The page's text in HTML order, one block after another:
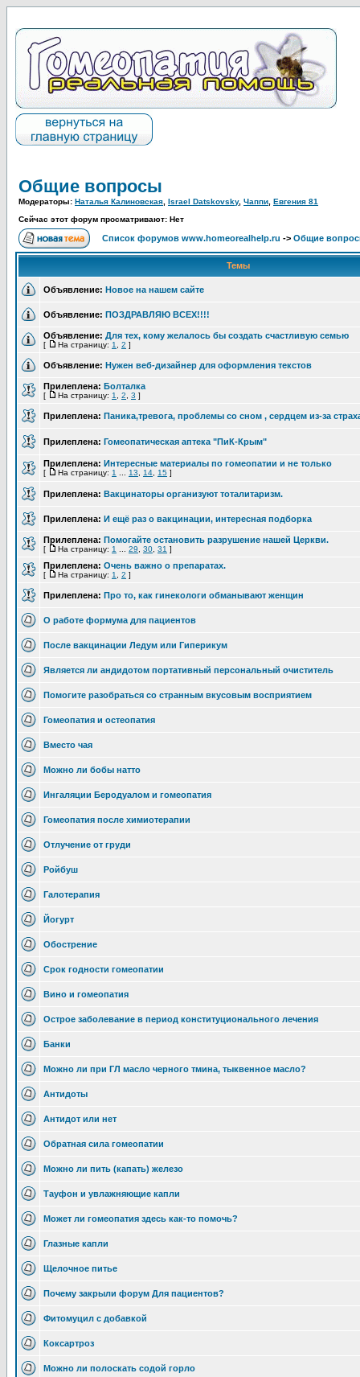
Общие вопросы
Модераторы: Наталья Калиновская Israel Datskovsky, Чаппи Евгения 81
Сейчас этот форум просматривают: Нет
Список форумов www.homeorealhelp.ru -> Общие
Темы
Объявление: Новое на нашем сайте
Объявление: ПОЗДРАВЛЯЮ ВСЕХ!!!!
Объявление: Для тех, кому желалось бы создать счастливую семью
[ На страницу: 1 2 ]
Объявление: Нужен веб-дизайнер для оформления текстов
Прилеплена: Болталка
[ На страницу: 1 2 3 ]
Прилеплена: Паника,тревога, проблемы со сном , сердцем из-за
Прилеплена: Гомеопатическая аптека "ПиК-Крым"
Прилеплена: Интересные материалы по гомеопатии и не только
[ На страницу: 1 13 14 15 ]
Прилеплена: Вакцинаторы организуют тоталитаризм.
Прилеплена: И ещё раз о вакцинации, интересная подборка
Прилеплена: Помогайте остановить разрушение нашей Церкви.
[ На страницу: 1 29 30 31 ]
Прилеплена: Очень важно о препаратах.
[ На страницу: 1 2 ]
Прилеплена: Про то, как гинекологи обманывают женщин
О работе формума для пациентов
После вакцинации Ледум или Гиперикум
Является ли андидотом портативный персональный очиститель
Помогите разобраться со странным вкусовым восприятием
Гомеопатия и остеопатия
Вместо чая
Можно ли бобы натто
Ингаляции Беродуалом и гомеопатия
Гомеопатия после химиотерапии
Отлучение от груди
Ройбуш
Галотерапия
Йогурт
Обострение
Срок годности гомеопатии
Вино и гомеопатия
Острое заболевание в период конституционального лечения
Банки
Можно ли при ГЛ масло черного тмина, тыквенное масло?
Антидоты
Антидот или нет
Обратная сила гомеопатии
Можно ли пить (капать) железо
Тауфон и увлажняющие капли
Может ли гомеопатия здесь как-то помочь?
Глазные капли
Щелочное питье
Почему закрыли форум Для пациентов?
Фитомуцил с добавкой
Коксартроз
Можно ли полоскать содой горло